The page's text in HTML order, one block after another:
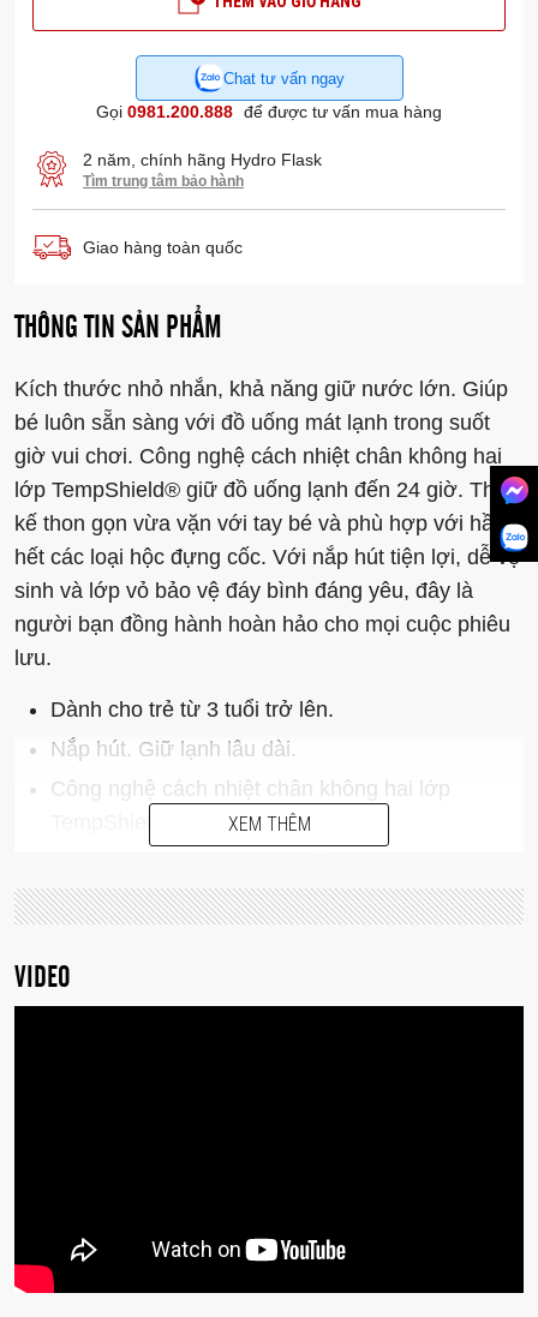
Chat tư vấn ngay
Gọi 0981.200.888 để được tư vấn mua hàng
2 năm, chính hãng Hydro Flask
Tìm trung tâm bảo hành
Giao hàng toàn quốc
THÔNG TIN SẢN PHẨM
Kích thước nhỏ nhắn, khả năng giữ nước lớn. Giúp
bé luôn sẵn sàng với đồ uống mát lạnh trong suốt
giờ vui chơi. Công nghệ cách nhiệt chân không hai
lớp TempShield®️ giữ đồ uống lạnh đến 24 giờ. Thiết
kế thon gọn vừa vặn với tay bé và phù hợp với hầu
hết các loại hộc đựng cốc. Với nắp hút tiện lợi, dễ vệ
sinh và lớp vỏ bảo vệ đáy bình đáng yêu, đây là
người bạn đồng hành hoàn hảo cho mọi cuộc phiêu
lưu.
Dành cho trẻ từ 3 tuổi trở lên.
Nắp hút. Giữ lạnh lâu dài.
Công nghệ cách nhiệt chân không hai lớp
Lớp vỏ bảo vệ đáy bình tăng thêm độ bền.
Thiết kế mỏng nhẹ, dễ cầm nắm cho bàn tay
XEM THÊM
VIDEO